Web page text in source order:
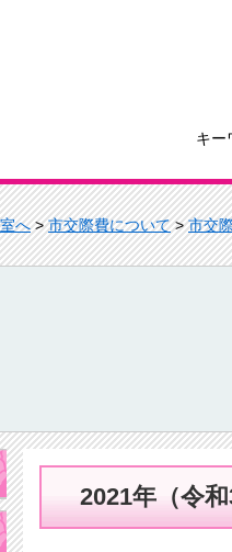
キー
へ>市交際費について>市交
2021年（令